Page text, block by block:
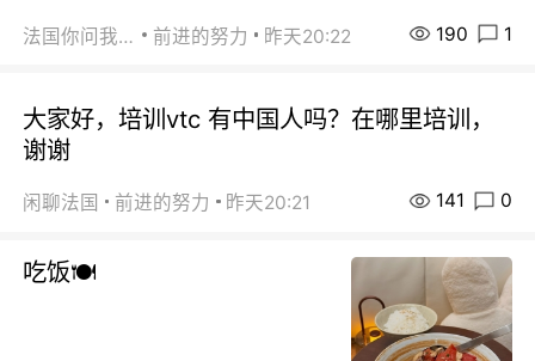
法国你问我答 前进的努力 昨天20:22 190 1
大家好，培训vtc 有中国人吗？在哪里培训，
谢谢
闲聊法国 前进的努力 昨天20:21 141 0
吃饭🍽️